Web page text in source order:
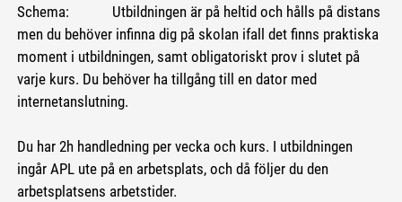
Schema: Utbildningen är på heltid och hålls på distans
men du behöver infinna dig på skolan ifall det finns praktiska
moment i utbildningen, samt obligatoriskt prov i slutet på
varje kurs. Du behöver ha tillgång till en dator med
internetanslutning.
Du har 2h handledning per vecka och kurs. I utbildningen
ingår APL ute på en arbetsplats, och då följer du den
arbetsplatsens arbetstider.